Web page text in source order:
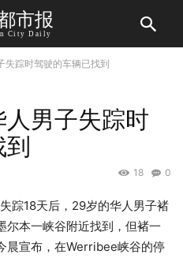
市报
City Daily
失踪时驾驶的车辆已找到
男子失踪时
到
0
18
踪18天后，29岁的华人男子褚
尔本一峡谷附近找到，但褚一
晨宣布，在Werribee峡谷的停